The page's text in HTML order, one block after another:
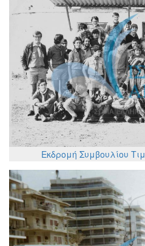
Εκδρομή Συμβουλίου